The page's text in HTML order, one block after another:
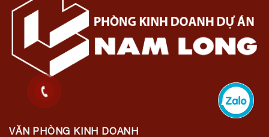
VĂN PHÒNG KINH DOANH